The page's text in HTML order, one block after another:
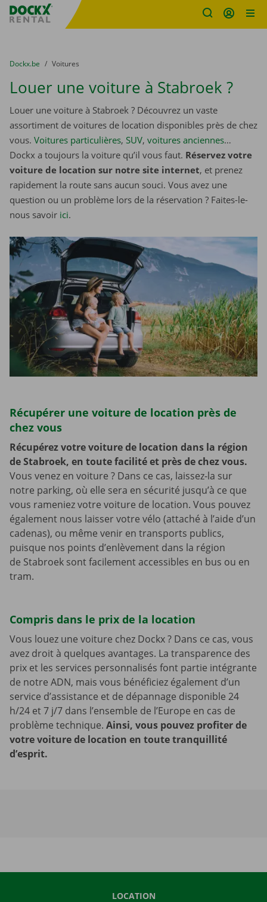
sitename
You are here:
du
Dockx.be to
Voitures
Louer une voiture à Stabroek ?
Louer une voiture à Stabroek ? Découvrez un vaste
assortiment de voitures de location disponibles près de chez
vous. Voitures particulières, SUV, voitures anciennes…
Dockx a toujours la voiture qu’il vous faut. Réservez votre
voiture de location sur notre site internet, et prenez
rapidement la route sans aucun souci. Vous avez une
question ou un problème lors de la réservation ? Faites-le-
nous savoir ici.
Récupérer une voiture de location près de
chez vous
Récupérez votre voiture de location dans la région
de Stabroek, en toute facilité et près de chez vous.
Vous venez en voiture ? Dans ce cas, laissez-la sur
notre parking, où elle sera en sécurité jusqu’à ce que
vous rameniez votre voiture de location. Vous pouvez
également nous laisser votre vélo (attaché à l’aide d’un
cadenas), ou même venir en transports publics,
puisque nos points d’enlèvement dans la région
de Stabroek sont facilement accessibles en bus ou en
tram.
Compris dans le prix de la location
Vous louez une voiture chez Dockx ? Dans ce cas, vous
avez droit à quelques avantages. La transparence des
prix et les services personnalisés font partie intégrante
de notre ADN, mais vous bénéficiez également d’un
service d’assistance et de dépannage disponible 24
h/24 et 7 j/7 dans l’ensemble de l’Europe en cas de
problème technique. Ainsi, vous pouvez profiter de
votre voiture de location en toute tranquillité
d’esprit.
LOCATION